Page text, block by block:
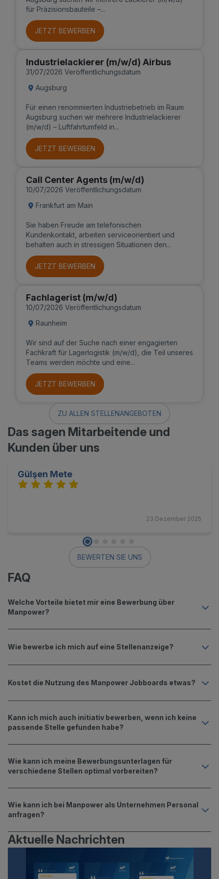
für Präzisionsbauteile –...
JETZT BEWERBEN
Industrielackierer (m/w/d) Airbus
31/07/2026 Veröffentlichungsdatum
Augsburg
Für einen renommierten Industriebetrieb im Raum
Augsburg suchen wir mehrere Industrielackierer
(m/w/d) – Luftfahrtumfeld in...
JETZT BEWERBEN
Call Center Agents (m/w/d)
10/07/2026 Veröffentlichungsdatum
Frankfurt am Main
Sie haben Freude am telefonischen
Kundenkontakt, arbeiten serviceorientiert und
behalten auch in stressigen Situationen den...
JETZT BEWERBEN
Fachlagerist (m/w/d)
10/07/2026 Veröffentlichungsdatum
Raunheim
Wir sind auf der Suche nach einer engagierten
Fachkraft für Lagerlogistik (m/w/d), die Teil unseres
Teams werden möchte und eine...
JETZT BEWERBEN
ZU ALLEN STELLENANGEBOTEN
Das sagen Mitarbeitende und
Kunden über uns
Gülşen Mete
23 Dezember 2025
BEWERTEN SIE UNS
FAQ
Welche Vorteile bietet mir eine Bewerbung über
Manpower?
Wie bewerbe ich mich auf eine Stellenanzeige?
Kostet die Nutzung des Manpower Jobboards etwas?
Kann ich mich auch initiativ bewerben, wenn ich keine
passende Stelle gefunden habe?
Wie kann ich meine Bewerbungs­unterlagen für
verschiedene Stellen optimal vorbereiten?
Wie kann ich bei Manpower als Unternehmen Personal
anfragen?
Aktuelle Nachrichten